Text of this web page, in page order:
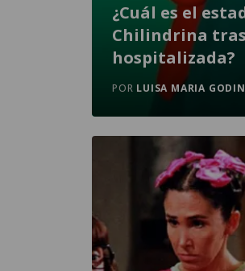
¿Cuál es el
Chilindrina
hospitalizada?
POR LUISA MARIA